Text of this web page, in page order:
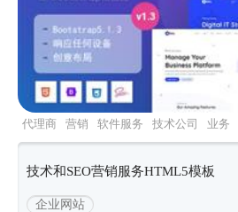
代理商 营销 软件服务 技术公司 业务
技术和SEO营销服务HTML5模板
企业网站